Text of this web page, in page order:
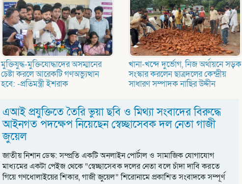
মুক্তিযুদ্ধ-মুক্তিযোদ্ধাদের অসম্মানের
চেষ্টা করলে আরেকটি গণঅভ্যুত্থান
হবে: -প্রতিমন্ত্রী ইশরাক
খানা-খন্দে দুর্ভোগ, নিজ অর্থায়নে সড়ক
সংস্কার করলেন ছাত্রদলের কেন্দ্রীয়
সাধারণ সম্পাদক নাছির উদ্দীন
এআই প্রযুক্তিতে তৈরি ভুয়া ছবি ও মিথ্যা সংবাদের বিরুদ্ধে
আইনগত পদক্ষেপ নিয়েছেন স্বেচ্ছাসেবক দল নেতা গাজী
জুয়েল
জাতীয় নিশান ডেস্ক: সম্প্রতি একটি অনলাইন পোর্টাল ও সামাজিক যোগাযোগ
মাধ্যমের একটা পেইজ থেকে “স্বেচ্ছাসেবক দলের নেতা বলে চাঁদা দাবি করতে
গিয়ে গণধোলাইয়ের শিকার, গাজী জুয়েল” শিরোনামে প্রকাশিত সংবাদকে সম্পূর্ণ